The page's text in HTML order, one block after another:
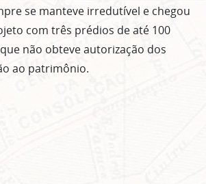
se manteve irredutível e chegou
com três prédios de até 100
não obteve autorização dos
ao patrimônio.